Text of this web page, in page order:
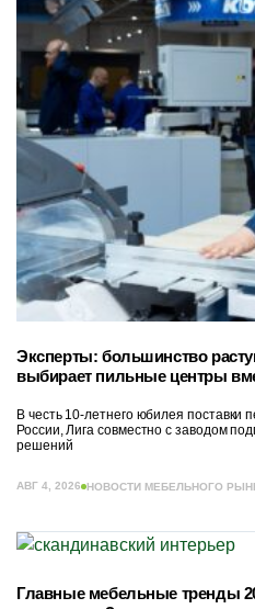
Эксперты: большинство
выбирает пильные центры
В честь 10-летнего юбилея поставки
России, Лига совместно с заводом
решений
АВГ 4, 2026 НОВОСТИ МЕБЕЛЬНОГО
Главные мебельные тренды